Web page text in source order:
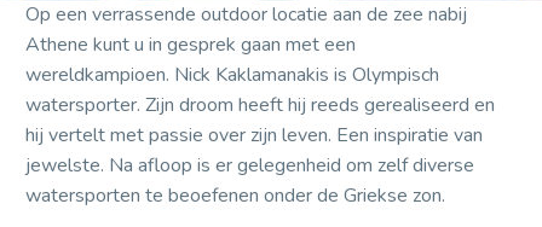
Op een verrassende outdoor locatie aan de zee nabij
Athene kunt u in gesprek gaan met een
wereldkampioen. Nick Kaklamanakis is Olympisch
watersporter. Zijn droom heeft hij reeds gerealiseerd en
hij vertelt met passie over zijn leven. Een inspiratie van
jewelste. Na afloop is er gelegenheid om zelf diverse
watersporten te beoefenen onder de Griekse zon.